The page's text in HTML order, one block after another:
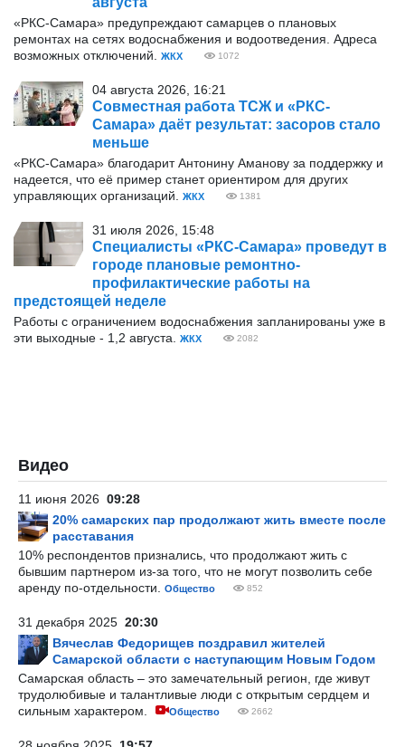
«РКС-Самара» предупреждают самарцев о плановых
ремонтах на сетях водоснабжения и водоотведения. Адреса
возможных отключений.
ЖКХ 1072
04 августа 2026, 16:21
Совместная работа ТСЖ и «РКС-
Самара» даёт результат: засоров стало
меньше
«РКС-Самара» благодарит Антонину Аманову за поддержку и
надеется, что её пример станет ориентиром для других
управляющих организаций.
ЖКХ 1381
31 июля 2026, 15:48
Специалисты «РКС-Самара» проведут в
городе плановые ремонтно-
профилактические работы на
предстоящей неделе
Работы с ограничением водоснабжения запланированы уже в
эти выходные - 1,2 августа.
ЖКХ 2082
Видео
11 июня 2026 09:28
20% самарских пар продолжают жить вместе после
расставания
10% респондентов признались, что продолжают жить с
бывшим партнером из-за того, что не могут позволить себе
аренду по-отдельности.
Общество 852
31 декабря 2025 20:30
Вячеслав Федорищев поздравил жителей
Самарской области с наступающим Новым Годом
Самарская область – это замечательный регион, где живут
трудолюбивые и талантливые люди с открытым сердцем и
сильным характером.
Общество 2662